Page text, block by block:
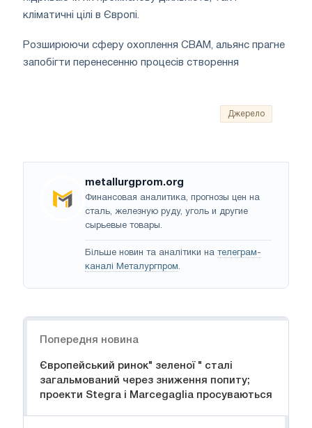
кліматичні цілі в Європі.
Розширюючи сферу охоплення CBAM, альянс прагне
запобігти перенесенню процесів створення
Джерело
metallurgprom.org
Финансовая аналитика, прогнозы цен на
сталь, железную руду, уголь и другие
сырьевые товары.
Більше новин та аналітики на телеграм-
каналі Металургпром.
Попередня новина
Європейський ринок" зеленої " сталі
загальмований через зниження попиту;
проекти Stegra і Marcegaglia просуваються